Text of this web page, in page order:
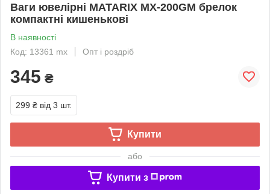
Ваги ювелірні MATARIX MX-200GM брелок
компактні кишенькові
В наявності
Код: 13361 mx
Опт і роздріб
345 ₴
299 ₴ від 3 шт.
Купити
або
Купити з